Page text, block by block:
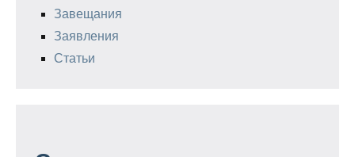
Завещания
Заявления
Статьи